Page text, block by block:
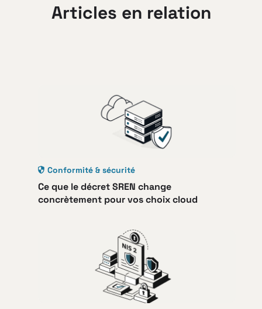
Articles en relation
Conformité & sécurité
Ce que le décret SREN change
concrètement pour vos choix cloud